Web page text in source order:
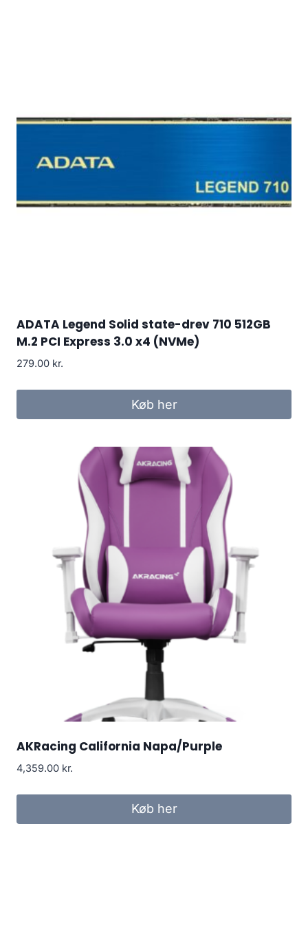
ADATA Legend Solid state-drev 710 512GB
M.2 PCI Express 3.0 x4 (NVMe)
279.00 kr.
Køb her
AKRacing California Napa/Purple
4,359.00 kr.
Køb her